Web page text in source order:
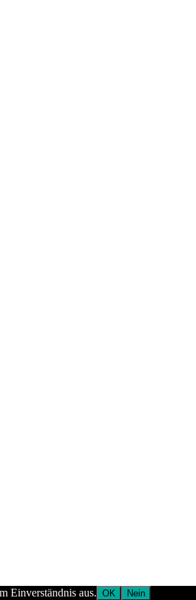
Einverständnis aus. OK Nein